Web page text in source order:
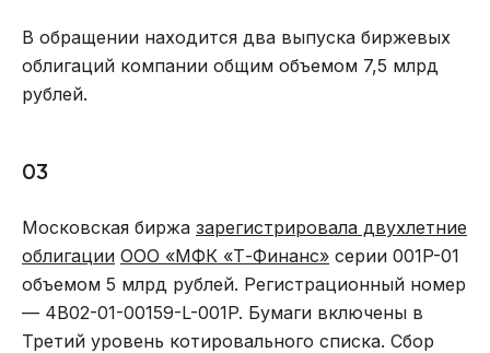
В обращении находится два выпуска биржевых
облигаций компании общим объемом 7,5 млрд
рублей.
03
Московская биржа зарегистрировала двухлетние
облигации ООО «МФК «Т-Финанс» серии 001P-01
объемом 5 млрд рублей. Регистрационный номер
— 4B02-01-00159-L-001P. Бумаги включены в
Третий уровень котировального списка. Сбор